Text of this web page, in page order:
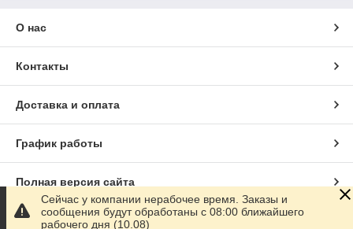
О нас
Контакты
Доставка и оплата
График работы
Полная версия сайта
Сайт создан на маркетплейсе
Сейчас у компании нерабочее время. Заказы и
сообщения будут обработаны с 08:00 ближайшего
рабочего дня (10.08)